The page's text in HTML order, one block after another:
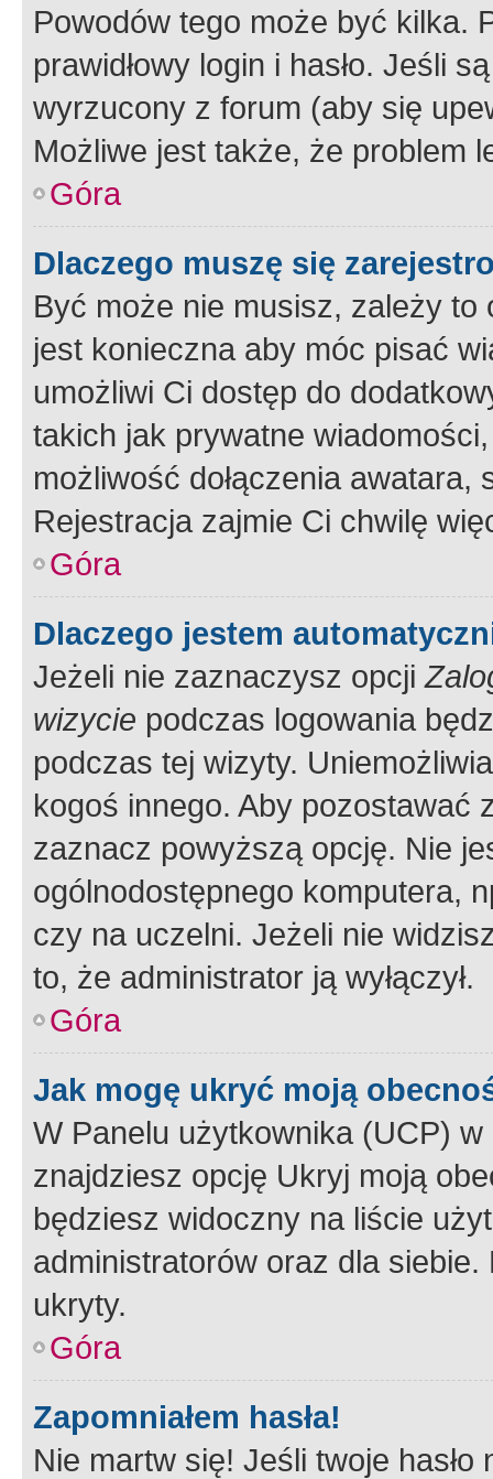
Powodów tego może być kilka.
prawidłowy login i hasło. Jeśli
wyrzucony z forum (aby się
Możliwe jest także, że problem
Góra
Dlaczego muszę się
Być może nie musisz, zależy
jest konieczna aby móc pisać
umożliwi Ci dostęp do
takich jak prywatne
możliwość dołączenia
Rejestracja zajmie Ci chwilę
Góra
Dlaczego jestem
Jeżeli nie zaznaczysz opcji
wizycie podczas logowania
podczas tej wizyty.
kogoś innego. Aby pozostawać
zaznacz powyższą opcję. Nie
ogólnodostępnego komputera,
czy na uczelni. Jeżeli nie
to, że administrator ją wyłączył.
Góra
Jak mogę ukryć moją
W Panelu użytkownika (UCP) w
znajdziesz opcję Ukryj moją
będziesz widoczny na liście
administratorów oraz dla
ukryty.
Góra
Zapomniałem hasła!
Nie martw się! Jeśli twoje